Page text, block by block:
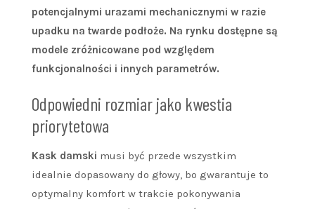
potencjalnymi urazami mechanicznymi w razie
upadku na twarde podłoże. Na rynku dostępne są
modele zróżnicowane pod względem
funkcjonalności i innych parametrów.
Odpowiedni rozmiar jako kwestia
priorytetowa
Kask damski musi być przede wszystkim
idealnie dopasowany do głowy, bo gwarantuje to
optymalny komfort w trakcie pokonywania